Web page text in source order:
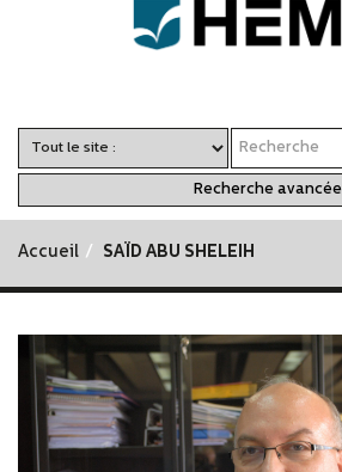
Recherche avancée
Accueil SAÏD ABU SHELEIH